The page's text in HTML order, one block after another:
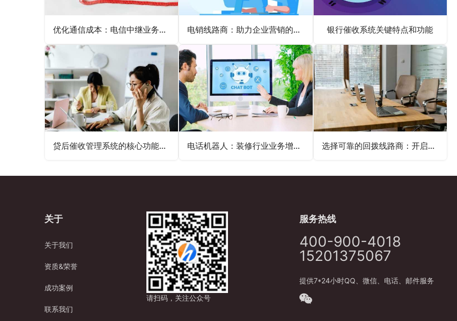
优化通信成本：电信中继业务的经济优势 电销线路商：助力企业营销的幕后推动者 银行催收系统关键特点和功能
贷后催收管理系统的核心功能和特性 电话机器人：装修行业业务增长新动力 选择可靠的回拨线路商：开启无忧通信之旅
关于
关于我们
资质&荣誉
成功案例
联系我们
请扫码，关注公众号
服务热线
400-900-4018
15201375067
提供7*24小时QQ、微信、电话、邮件服务